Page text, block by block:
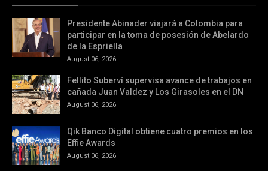
Presidente Abinader viajará a Colombia para
participar en la toma de posesión de Abelardo
de la Espriella
August 06, 2026
Fellito Suberví supervisa avance de trabajos en
cañada Juan Valdez y Los Girasoles en el DN
August 06, 2026
Qik Banco Digital obtiene cuatro premios en los
Effie Awards
August 06, 2026